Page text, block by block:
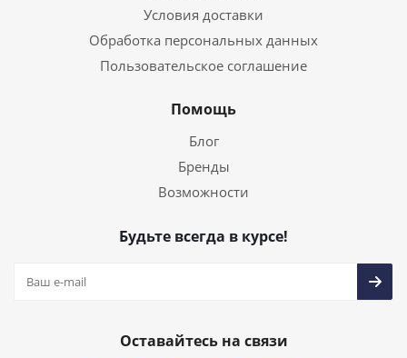
Условия доставки
Обработка персональных данных
Пользовательское соглашение
Помощь
Блог
Бренды
Возможности
Будьте всегда в курсе!
Оставайтесь на связи